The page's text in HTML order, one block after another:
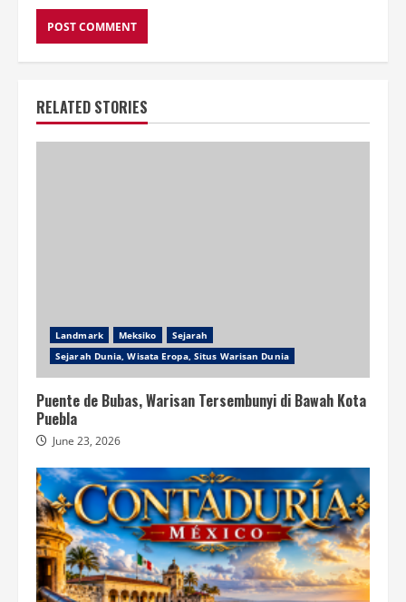
RELATED STORIES
Landmark Meksiko
Sejarah
Sejarah Dunia, Wisata Eropa, Situs Warisan Dunia
Puente de Bubas, Warisan Tersembunyi di Bawah Kota
Puebla
June 23, 2026